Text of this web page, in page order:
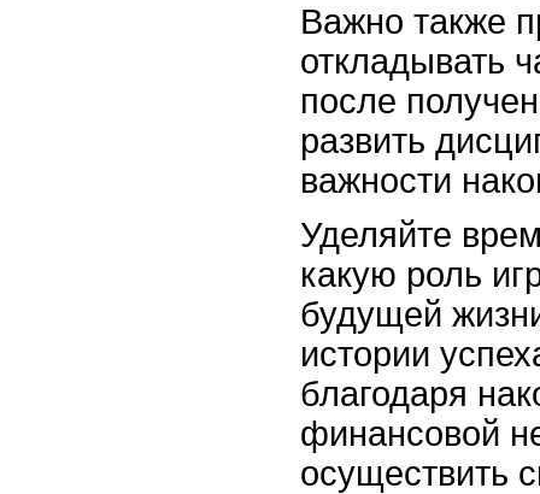
Важно также
откладывать
после
развить
важности
Уделяйте
какую роль
будущей
истории
благодаря
финансовой
осуществить